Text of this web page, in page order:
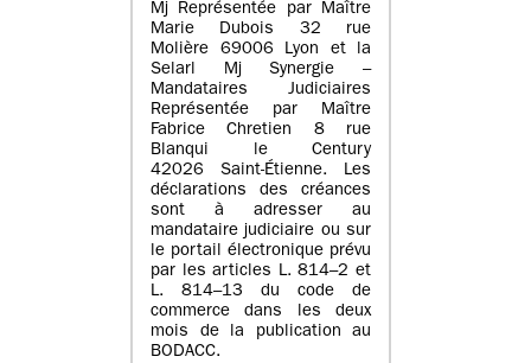
Mj Représentée par Maître
Marie Dubois 32 rue
Molière 69006 Lyon et la
Selarl Mj Synergie –
Mandataires Judiciaires
Représentée par Maître
Fabrice Chretien 8 rue
Blanqui le Century
42026 Saint-Étienne. Les
déclarations des créances
sont à adresser au
mandataire judiciaire ou sur
le portail électronique prévu
par les articles L. 814–2 et
L. 814–13 du code de
commerce dans les deux
mois de la publication au
BODACC.